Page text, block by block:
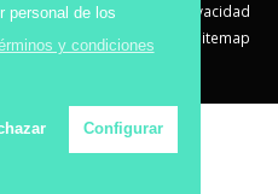
personal de los
y condiciones
Configurar
Política de Privacidad
Política de Cookies
Sitemap